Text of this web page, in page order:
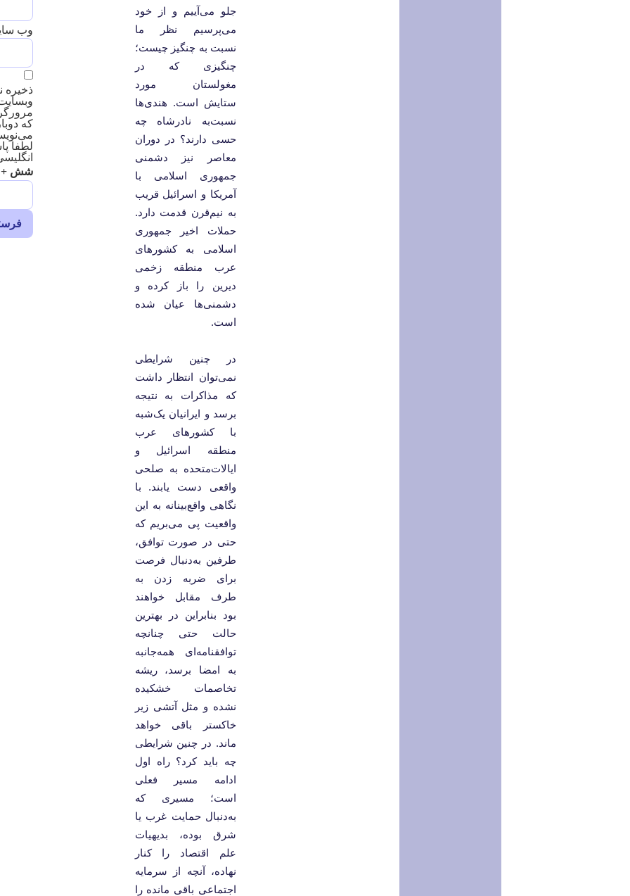
جلو می‌آییم و از خود
می‌پرسیم نظر ما
نسبت به چنگیز چیست؛
چنگیزی که در
مغولستان مورد
ستایش است. هندی‌ها
نسبت‌به نادرشاه چه
حسی دارند؟ در دوران
معاصر نیز دشمنی
جمهوری اسلامی با
آمریکا و اسرائیل قریب
به نیم‌قرن قدمت دارد.
حملات اخیر جمهوری
اسلامی به کشورهای
عرب منطقه زخمی
دیرین را باز کرده و
دشمنی‌ها عیان شده
است.
در چنین شرایطی
نمی‌توان انتظار داشت
که مذاکرات به نتیجه
برسد و ایرانیان یک‌شبه
با کشورهای عرب
منطقه اسرائیل و
ایالات‌متحده به صلحی
واقعی دست یابند. با
نگاهی واقع‌بینانه به این
واقعیت پی می‌بریم که
حتی در صورت توافق،
طرفین به‌دنبال فرصت
برای ضربه زدن به
طرف مقابل خواهند
بود بنابراین در بهترین
حالت حتی چنانچه
توافقنامه‌ای همه‌جانبه
به امضا برسد، ریشه
تخاصمات خشکیده
نشده و مثل آتشی زیر
خاکستر باقی خواهد
ماند. در چنین شرایطی
چه باید کرد؟ راه اول
ادامه مسیر فعلی
است؛ مسیری که
به‌دنبال حمایت غرب یا
شرق بوده، بدیهیات
علم اقتصاد را کنار
نهاده، آنچه از سرمایه
اجتماعی باقی مانده را
وب‌
ذخیره
که
لطفا
شش +